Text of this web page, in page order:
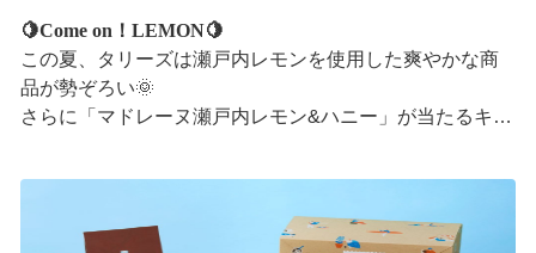
🍋Come on！LEMON🍋
この夏、タリーズは瀬戸内レモンを使用した爽やかな商
品が勢ぞろい🌞
さらに「マドレーヌ瀬戸内レモン&ハニー」が当たるキャ